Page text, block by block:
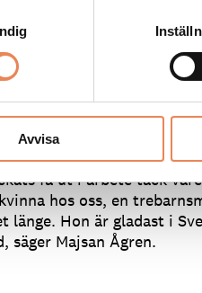
Avvisa
i Uddevalla
på projektet och
pluggar deltagarna och
för att kunna arbeta
praktisera dessa
få ut i arbete tack
hos oss, en
länge. Hon är gladast i
säger Majsan Ågren.